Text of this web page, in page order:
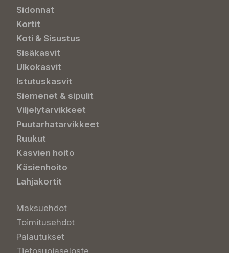
Sidonnat
Kortit
Koti & Sisustus
Sisäkasvit
Ulkokasvit
Istutuskasvit
Siemenet & sipulit
Viljelytarvikkeet
Puutarhatarvikkeet
Ruukut
Kasvien hoito
Käsienhoito
Lahjakortit
Maksuehdot
Toimitusehdot
Palautukset